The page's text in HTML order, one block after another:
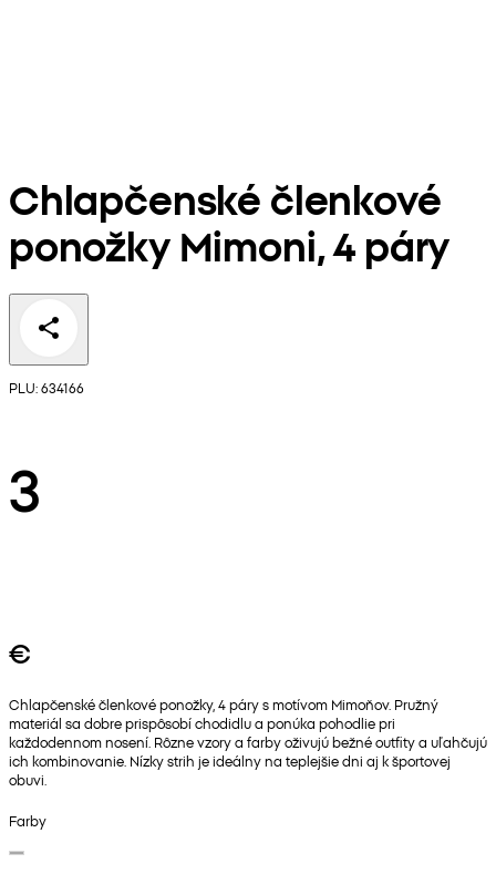
Chlapčenské členkové
ponožky Mimoni, 4 páry
PLU: 634166
3
€
Chlapčenské členkové ponožky, 4 páry s motívom Mimoňov. Pružný
materiál sa dobre prispôsobí chodidlu a ponúka pohodlie pri
každodennom nosení. Rôzne vzory a farby oživujú bežné outfity a uľahčujú
ich kombinovanie. Nízky strih je ideálny na teplejšie dni aj k športovej
obuvi.
Farby